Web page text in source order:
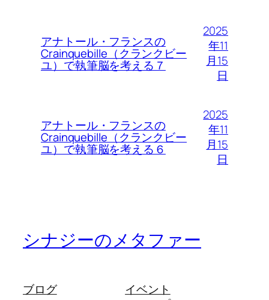
アナトール・フランスの
Crainquebille（クランクビー
ユ）で執筆脳を考える７
2025
年11
月15
日
アナトール・フランスの
Crainquebille（クランクビー
ユ）で執筆脳を考える６
2025
年11
月15
日
シナジーのメタファー
ブログ
イベント